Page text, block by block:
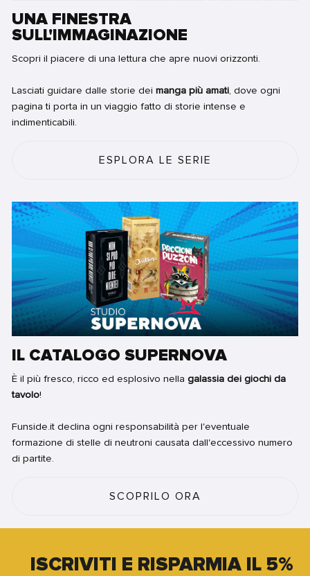
UNA FINESTRA
SULL'IMMAGINAZIONE
Scopri il piacere di una lettura che apre nuovi orizzonti.
Lasciati guidare dalle storie dei manga più amati, dove ogni
pagina ti porta in un viaggio fatto di storie intense e
indimenticabili.
ESPLORA LE SERIE
IL CATALOGO SUPERNOVA
È il più fresco, ricco ed esplosivo nella galassia dei giochi da
tavolo!
Funside.it declina ogni responsabilità per l'eventuale
formazione di stelle di neutroni causata dall'eccessivo numero
di partite.
SCOPRILO ORA
ISCRIVITI E RISPARMIA IL 5%